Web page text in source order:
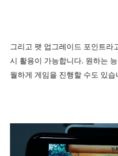
그리고 팻 업그레이드 포인트라
시 활용이 가능합니다. 원하는
월하게 게임을 진행할 수도 있습